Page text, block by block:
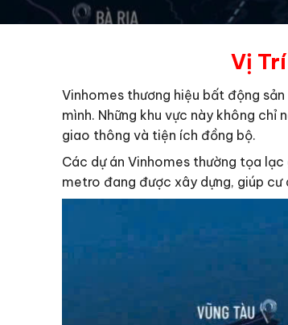
Vị
Vinhomes thương hiệu bất động
mình. Những khu vực này không
giao thông và tiện ích đồng bộ.
Các dự án Vinhomes thường tọa
metro đang được xây dựng, giúp